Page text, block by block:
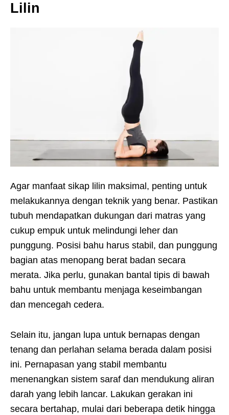
Lilin
Agar manfaat sikap lilin maksimal, penting untuk
melakukannya dengan teknik yang benar. Pastikan
tubuh mendapatkan dukungan dari matras yang
cukup empuk untuk melindungi leher dan
punggung. Posisi bahu harus stabil, dan punggung
bagian atas menopang berat badan secara
merata. Jika perlu, gunakan bantal tipis di bawah
bahu untuk membantu menjaga keseimbangan
dan mencegah cedera.
Selain itu, jangan lupa untuk bernapas dengan
tenang dan perlahan selama berada dalam posisi
ini. Pernapasan yang stabil membantu
menenangkan sistem saraf dan mendukung aliran
darah yang lebih lancar. Lakukan gerakan ini
secara bertahap, mulai dari beberapa detik hingga